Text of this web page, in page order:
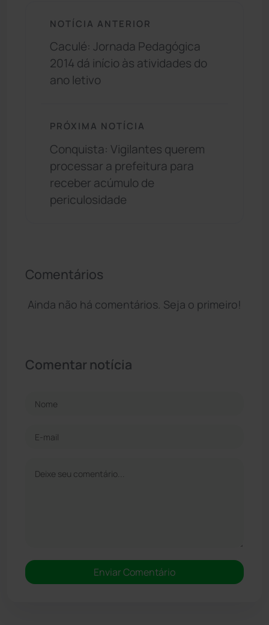
NOTÍCIA ANTERIOR
Caculé: Jornada Pedagógica
2014 dá início às atividades do
ano letivo
PRÓXIMA NOTÍCIA
Conquista: Vigilantes querem
processar a prefeitura para
receber acúmulo de
periculosidade
Comentários
Ainda não há comentários. Seja o primeiro!
Comentar notícia